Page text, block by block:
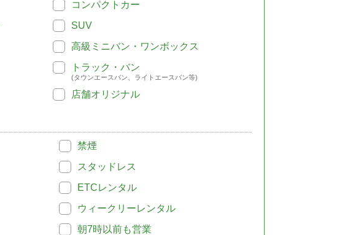
コンパクトカー
SUV
高級ミニバン・ワンボックス
トラック・バン
(タウンエースバン、ライトエースバン等)
店舗オリジナル
禁煙
スタッドレス
ETCレンタル
ウィークリーレンタル
朝7時以前も営業